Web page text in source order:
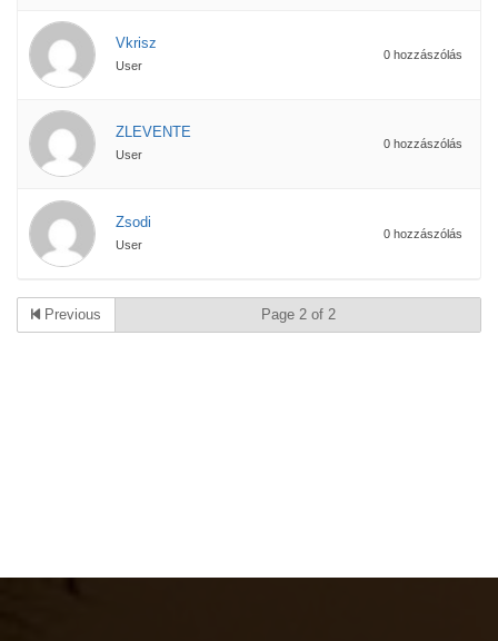
Vkrisz
User
0 hozzászólás
ZLEVENTE
User
0 hozzászólás
Zsodi
User
0 hozzászólás
Previous Page 2 of 2